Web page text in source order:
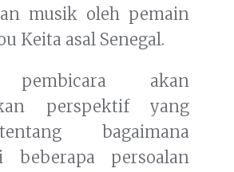
musik oleh pemain
Keita asal Senegal.
pembicara akan
perspektif yang
bagaimana
beberapa persoalan